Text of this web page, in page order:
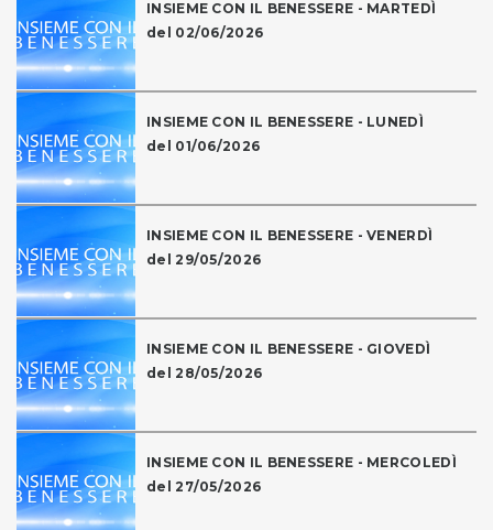
INSIEME CON IL BENESSERE - MARTEDÌ
del 02/06/2026
INSIEME CON IL BENESSERE - LUNEDÌ
del 01/06/2026
INSIEME CON IL BENESSERE - VENERDÌ
del 29/05/2026
INSIEME CON IL BENESSERE - GIOVEDÌ
del 28/05/2026
INSIEME CON IL BENESSERE - MERCOLEDÌ
del 27/05/2026